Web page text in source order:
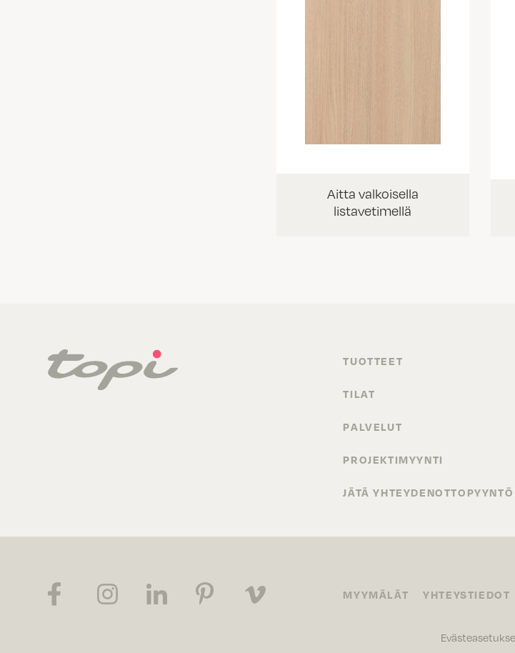
Aitta valkoisella
listavetimellä
TUOTTEET
TILAT
PALVELUT
PROJEKTIMYYNTI
JÄTÄ YHTEYDENOTTOPYYNTÖ
MYYMÄLÄT YHTEYSTIEDOT